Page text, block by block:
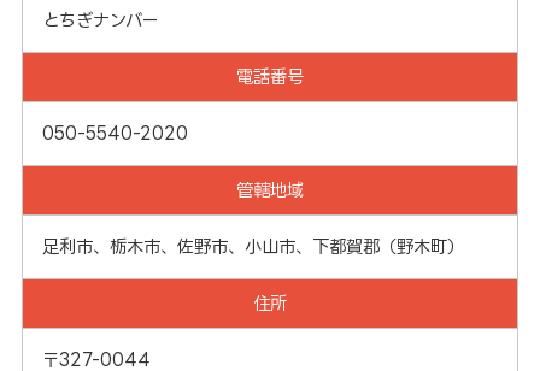
とちぎナンバー
電話番号
050-5540-2020
管轄地域
足利市、栃木市、佐野市、小山市、下都賀郡（野木町）
住所
〒327-0044